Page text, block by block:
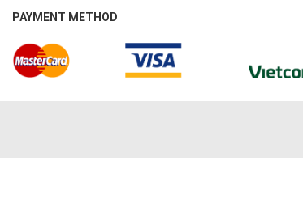
PAYMENT METHOD